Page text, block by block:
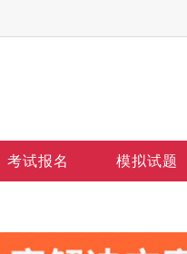
考试报名 模拟试题